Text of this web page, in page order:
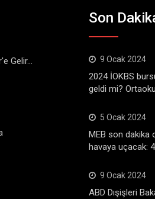
Gelir...
Son
9 Ocak 2024
2024 İOKBS
geldi mi?
5 Ocak 2024
MEB son dakika
havaya uçacak:
9 Ocak 2024
ABD Dışişleri